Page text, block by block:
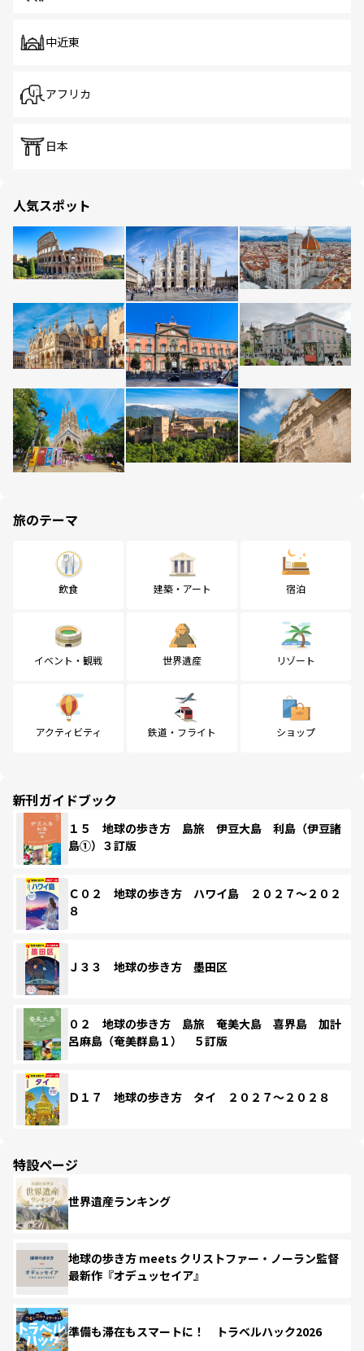
中近東
アフリカ
日本
人気スポット
旅のテーマ
飲食 建築・アート 宿泊
イベント・観戦 世界遺産 リゾート
アクティビティ 鉄道・フライト ショップ
新刊ガイドブック
１５ 地球の歩き方 島旅 伊豆大島 利島（伊豆諸
島①）３訂版
Ｃ０２ 地球の歩き方 ハワイ島 ２０２７～２０２
８
Ｊ３３ 地球の歩き方 墨田区
０２ 地球の歩き方 島旅 奄美大島 喜界島 加計
呂麻島（奄美群島１） ５訂版
Ｄ１７ 地球の歩き方 タイ ２０２７～２０２８
特設ページ
世界遺産ランキング
地球の歩き方 meets クリストファー・ノーラン監督
最新作『オデュッセイア』
準備も滞在もスマートに！ トラベルハック2026